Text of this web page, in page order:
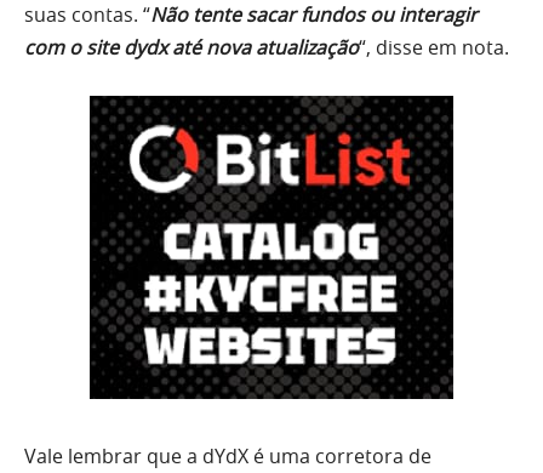
suas contas. “Não tente sacar fundos ou interagir
com o site dydx até nova atualização“, disse em nota.
Vale lembrar que a dYdX é uma corretora de